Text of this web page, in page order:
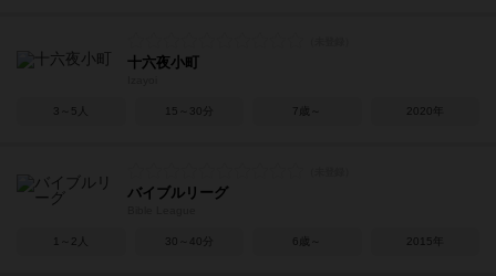
十六夜小町
3～5人 15～30分 7歳～ 2020年
バイブルリーグ
1～2人 30～40分 6歳～ 2015年